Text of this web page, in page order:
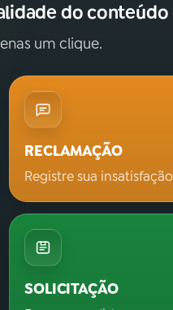
do
um clique.
RECLAMAÇÃO
Registre sua
SOLICITAÇÃO